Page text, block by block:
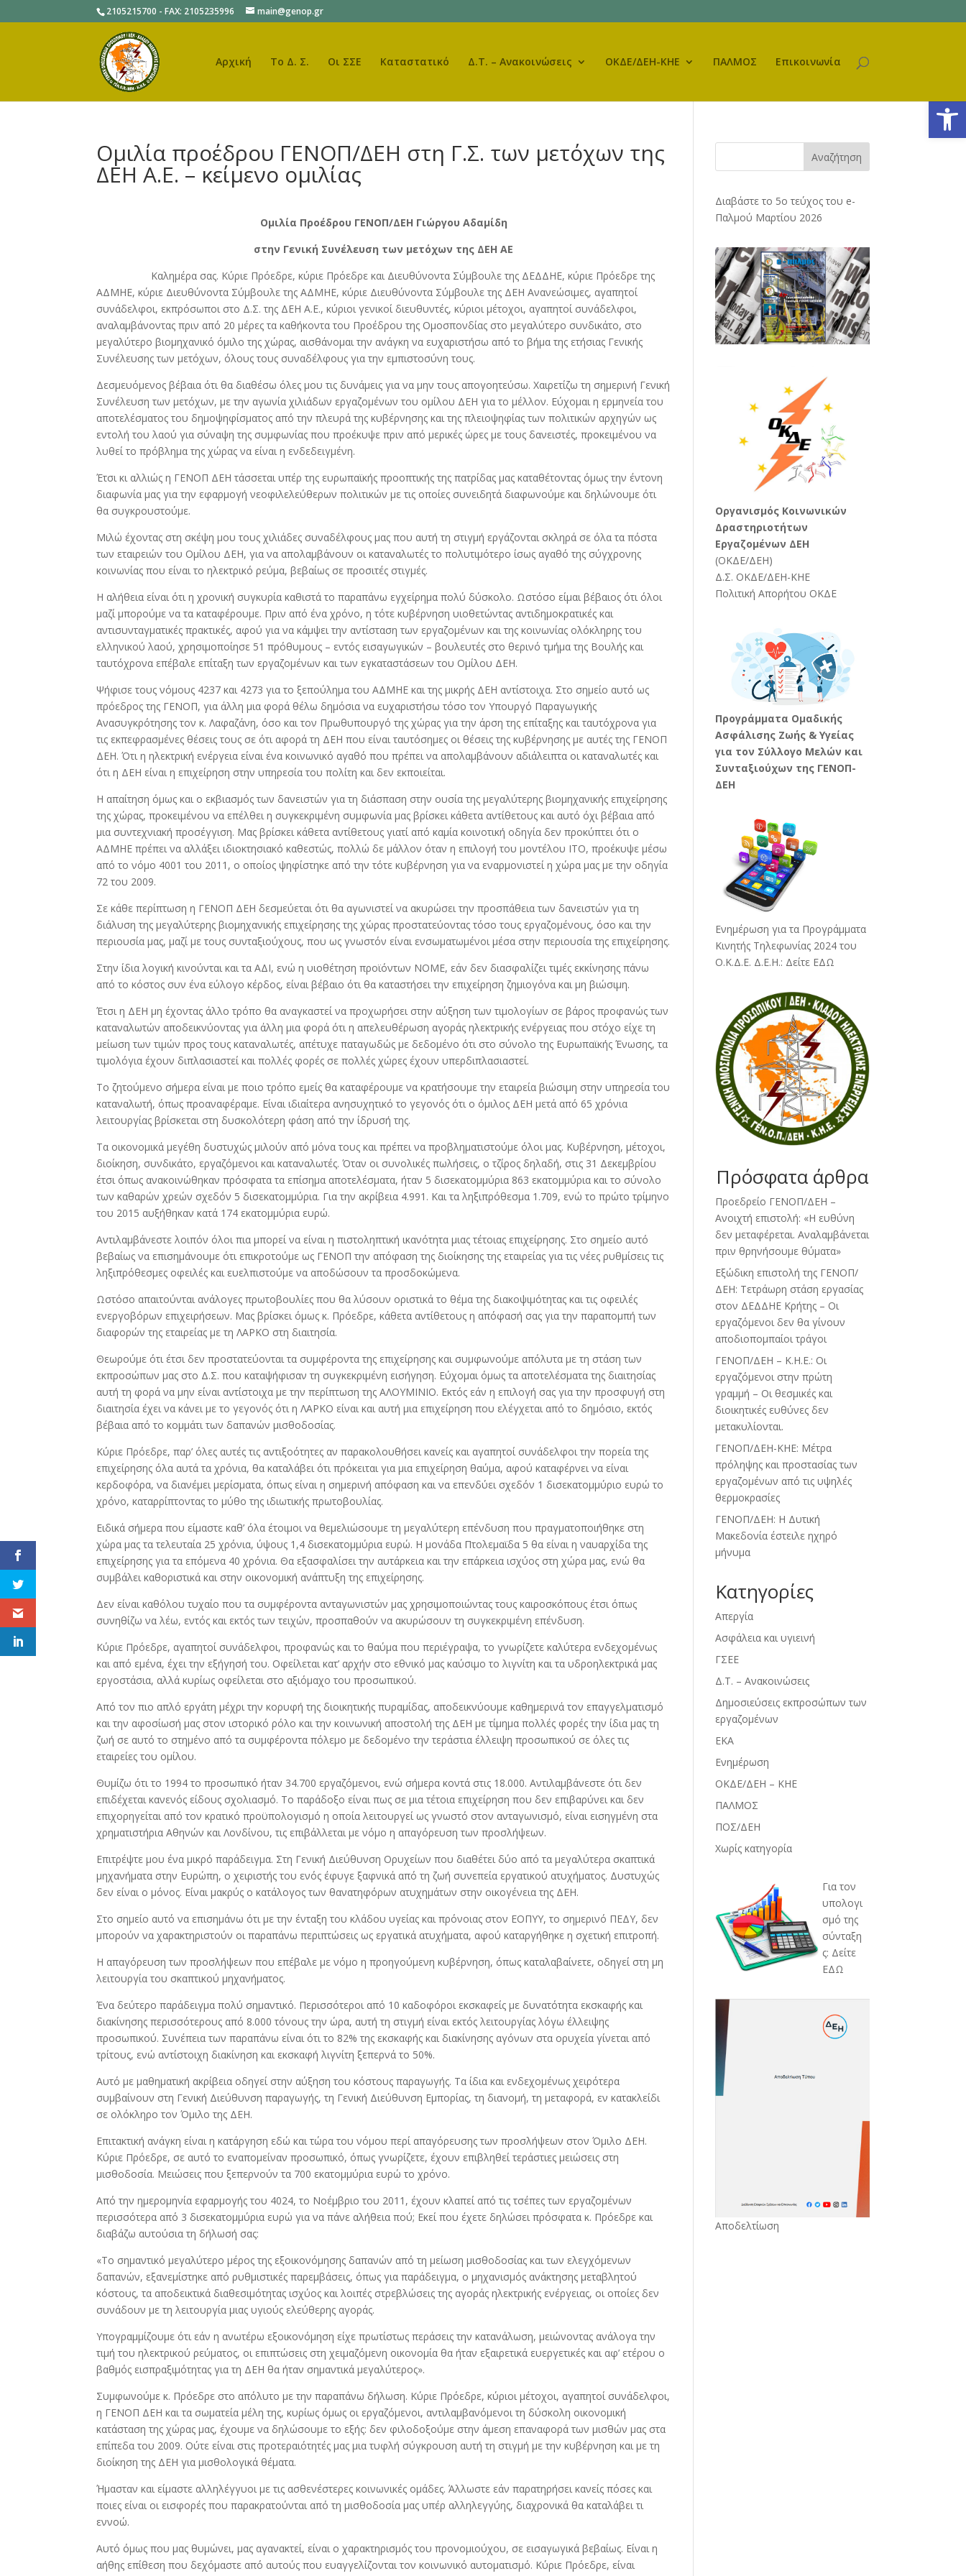
2105215700 - FAX: 2105235996 main@genop.gr
Αρχική Το Δ. Σ. Οι ΣΣΕ Καταστατικό Δ.Τ. – Ανακοινώσεις ΟΚΔΕ/ΔΕΗ-ΚΗΕ ΠΑΛΜΟΣ Επικοινωνία
Ομιλία προέδρου ΓΕΝΟΠ/ΔΕΗ στη Γ.Σ. των μετόχων της
ΔΕΗ Α.Ε. – κείμενο ομιλίας
Ομιλία Προέδρου ΓΕΝΟΠ/ΔΕΗ Γιώργου Αδαμίδη
στην Γενική Συνέλευση των μετόχων της ΔΕΗ ΑΕ
Καλημέρα σας. Κύριε Πρόεδρε, κύριε Πρόεδρε και Διευθύνοντα Σύμβουλε της ΔΕΔΔΗΕ, κύριε Πρόεδρε της
ΑΔΜΗΕ, κύριε Διευθύνοντα Σύμβουλε της ΑΔΜΗΕ, κύριε Διευθύνοντα Σύμβουλε της ΔΕΗ Ανανεώσιμες, αγαπητοί
συνάδελφοι, εκπρόσωποι στο Δ.Σ. της ΔΕΗ Α.Ε., κύριοι γενικοί διευθυντές, κύριοι μέτοχοι, αγαπητοί συνάδελφοι,
αναλαμβάνοντας πριν από 20 μέρες τα καθήκοντα του Προέδρου της Ομοσπονδίας στο μεγαλύτερο συνδικάτο, στο
μεγαλύτερο βιομηχανικό όμιλο της χώρας, αισθάνομαι την ανάγκη να ευχαριστήσω από το βήμα της ετήσιας Γενικής
Συνέλευσης των μετόχων, όλους τους συναδέλφους για την εμπιστοσύνη τους.
Δεσμευόμενος βέβαια ότι θα διαθέσω όλες μου τις δυνάμεις για να μην τους απογοητεύσω. Χαιρετίζω τη σημερινή Γενική
Συνέλευση των μετόχων, με την αγωνία χιλιάδων εργαζομένων του ομίλου ΔΕΗ για το μέλλον. Εύχομαι η ερμηνεία του
αποτελέσματος του δημοψηφίσματος από την πλευρά της κυβέρνησης και της πλειοψηφίας των πολιτικών αρχηγών ως
εντολή του λαού για σύναψη της συμφωνίας που προέκυψε πριν από μερικές ώρες με τους δανειστές, προκειμένου να
λυθεί το πρόβλημα της χώρας να είναι η ενδεδειγμένη.
Έτσι κι αλλιώς η ΓΕΝΟΠ ΔΕΗ τάσσεται υπέρ της ευρωπαϊκής προοπτικής της πατρίδας μας καταθέτοντας όμως την έντονη
διαφωνία μας για την εφαρμογή νεοφιλελεύθερων πολιτικών με τις οποίες συνειδητά διαφωνούμε και δηλώνουμε ότι
θα συγκρουστούμε.
Μιλώ έχοντας στη σκέψη μου τους χιλιάδες συναδέλφους μας που αυτή τη στιγμή εργάζονται σκληρά σε όλα τα πόστα
των εταιρειών του Ομίλου ΔΕΗ, για να απολαμβάνουν οι καταναλωτές το πολυτιμότερο ίσως αγαθό της σύγχρονης
κοινωνίας που είναι το ηλεκτρικό ρεύμα, βεβαίως σε προσιτές στιγμές.
Η αλήθεια είναι ότι η χρονική συγκυρία καθιστά το παραπάνω εγχείρημα πολύ δύσκολο. Ωστόσο είμαι βέβαιος ότι όλοι
μαζί μπορούμε να τα καταφέρουμε. Πριν από ένα χρόνο, η τότε κυβέρνηση υιοθετώντας αντιδημοκρατικές και
αντισυνταγματικές πρακτικές, αφού για να κάμψει την αντίσταση των εργαζομένων και της κοινωνίας ολόκληρης του
ελληνικού λαού, χρησιμοποίησε 51 πρόθυμους – εντός εισαγωγικών – βουλευτές στο θερινό τμήμα της Βουλής και
ταυτόχρονα επέβαλε επίταξη των εργαζομένων και των εγκαταστάσεων του Ομίλου ΔΕΗ.
Ψήφισε τους νόμους 4237 και 4273 για το ξεπούλημα του ΑΔΜΗΕ και της μικρής ΔΕΗ αντίστοιχα. Στο σημείο αυτό ως
πρόεδρος της ΓΕΝΟΠ, για άλλη μια φορά θέλω δημόσια να ευχαριστήσω τόσο τον Υπουργό Παραγωγικής
Ανασυγκρότησης τον κ. Λαφαζάνη, όσο και τον Πρωθυπουργό της χώρας για την άρση της επίταξης και ταυτόχρονα για
τις εκπεφρασμένες θέσεις τους σε ότι αφορά τη ΔΕΗ που είναι ταυτόσημες οι θέσεις της κυβέρνησης με αυτές της ΓΕΝΟΠ
ΔΕΗ. Ότι η ηλεκτρική ενέργεια είναι ένα κοινωνικό αγαθό που πρέπει να απολαμβάνουν αδιάλειπτα οι καταναλωτές και
ότι η ΔΕΗ είναι η επιχείρηση στην υπηρεσία του πολίτη και δεν εκποιείται.
Η απαίτηση όμως και ο εκβιασμός των δανειστών για τη διάσπαση στην ουσία της μεγαλύτερης βιομηχανικής επιχείρησης
της χώρας, προκειμένου να επέλθει η συγκεκριμένη συμφωνία μας βρίσκει κάθετα αντίθετους και αυτό όχι βέβαια από
μια συντεχνιακή προσέγγιση. Μας βρίσκει κάθετα αντίθετους γιατί από καμία κοινοτική οδηγία δεν προκύπτει ότι ο
ΑΔΜΗΕ πρέπει να αλλάξει ιδιοκτησιακό καθεστώς, πολλώ δε μάλλον όταν η επιλογή του μοντέλου ITO, προέκυψε μέσω
από το νόμο 4001 του 2011, ο οποίος ψηφίστηκε από την τότε κυβέρνηση για να εναρμονιστεί η χώρα μας με την οδηγία
72 του 2009.
Σε κάθε περίπτωση η ΓΕΝΟΠ ΔΕΗ δεσμεύεται ότι θα αγωνιστεί να ακυρώσει την προσπάθεια των δανειστών για τη
διάλυση της μεγαλύτερης βιομηχανικής επιχείρησης της χώρας προστατεύοντας τόσο τους εργαζομένους, όσο και την
περιουσία μας, μαζί με τους συνταξιούχους, που ως γνωστόν είναι ενσωματωμένοι μέσα στην περιουσία της επιχείρησης.
Στην ίδια λογική κινούνται και τα ΑΔΙ, ενώ η υιοθέτηση προϊόντων ΝΟΜΕ, εάν δεν διασφαλίζει τιμές εκκίνησης πάνω
από το κόστος συν ένα εύλογο κέρδος, είναι βέβαιο ότι θα καταστήσει την επιχείρηση ζημιογόνα και μη βιώσιμη.
Έτσι η ΔΕΗ μη έχοντας άλλο τρόπο θα αναγκαστεί να προχωρήσει στην αύξηση των τιμολογίων σε βάρος προφανώς των
καταναλωτών αποδεικνύοντας για άλλη μια φορά ότι η απελευθέρωση αγοράς ηλεκτρικής ενέργειας που στόχο είχε τη
μείωση των τιμών προς τους καταναλωτές, απέτυχε παταγωδώς με δεδομένο ότι στο σύνολο της Ευρωπαϊκής Ένωσης, τα
τιμολόγια έχουν διπλασιαστεί και πολλές φορές σε πολλές χώρες έχουν υπερδιπλασιαστεί.
Το ζητούμενο σήμερα είναι με ποιο τρόπο εμείς θα καταφέρουμε να κρατήσουμε την εταιρεία βιώσιμη στην υπηρεσία του
καταναλωτή, όπως προαναφέραμε. Είναι ιδιαίτερα ανησυχητικό το γεγονός ότι ο όμιλος ΔΕΗ μετά από 65 χρόνια
λειτουργίας βρίσκεται στη δυσκολότερη φάση από την ίδρυσή της.
Τα οικονομικά μεγέθη δυστυχώς μιλούν από μόνα τους και πρέπει να προβληματιστούμε όλοι μας. Κυβέρνηση, μέτοχοι,
διοίκηση, συνδικάτο, εργαζόμενοι και καταναλωτές. Όταν οι συνολικές πωλήσεις, ο τζίρος δηλαδή, στις 31 Δεκεμβρίου
έτσι όπως ανακοινώθηκαν πρόσφατα τα επίσημα αποτελέσματα, ήταν 5 δισεκατομμύρια 863 εκατομμύρια και το σύνολο
των καθαρών χρεών σχεδόν 5 δισεκατομμύρια. Για την ακρίβεια 4.991. Και τα ληξιπρόθεσμα 1.709, ενώ το πρώτο τρίμηνο
του 2015 αυξήθηκαν κατά 174 εκατομμύρια ευρώ.
Αντιλαμβάνεστε λοιπόν όλοι πια μπορεί να είναι η πιστοληπτική ικανότητα μιας τέτοιας επιχείρησης. Στο σημείο αυτό
βεβαίως να επισημάνουμε ότι επικροτούμε ως ΓΕΝΟΠ την απόφαση της διοίκησης της εταιρείας για τις νέες ρυθμίσεις τις
ληξιπρόθεσμες οφειλές και ευελπιστούμε να αποδώσουν τα προσδοκώμενα.
Ωστόσο απαιτούνται ανάλογες πρωτοβουλίες που θα λύσουν οριστικά το θέμα της διακοψιμότητας και τις οφειλές
ενεργοβόρων επιχειρήσεων. Μας βρίσκει όμως κ. Πρόεδρε, κάθετα αντίθετους η απόφασή σας για την παραπομπή των
διαφορών της εταιρείας με τη ΛΑΡΚΟ στη διαιτησία.
Θεωρούμε ότι έτσι δεν προστατεύονται τα συμφέροντα της επιχείρησης και συμφωνούμε απόλυτα με τη στάση των
εκπροσώπων μας στο Δ.Σ. που καταψήφισαν τη συγκεκριμένη εισήγηση. Εύχομαι όμως τα αποτελέσματα της διαιτησίας
αυτή τη φορά να μην είναι αντίστοιχα με την περίπτωση της ΑΛΟΥΜΙΝΙΟ. Εκτός εάν η επιλογή σας για την προσφυγή στη
διαιτησία έχει να κάνει με το γεγονός ότι η ΛΑΡΚΟ είναι και αυτή μια επιχείρηση που ελέγχεται από το δημόσιο, εκτός
βέβαια από το κομμάτι των δαπανών μισθοδοσίας.
Κύριε Πρόεδρε, παρ’ όλες αυτές τις αντιξοότητες αν παρακολουθήσει κανείς και αγαπητοί συνάδελφοι την πορεία της
επιχείρησης όλα αυτά τα χρόνια, θα καταλάβει ότι πρόκειται για μια επιχείρηση θαύμα, αφού καταφέρνει να είναι
κερδοφόρα, να διανέμει μερίσματα, όπως είναι η σημερινή απόφαση και να επενδύει σχεδόν 1 δισεκατομμύριο ευρώ το
χρόνο, καταρρίπτοντας το μύθο της ιδιωτικής πρωτοβουλίας.
Ειδικά σήμερα που είμαστε καθ’ όλα έτοιμοι να θεμελιώσουμε τη μεγαλύτερη επένδυση που πραγματοποιήθηκε στη
χώρα μας τα τελευταία 25 χρόνια, ύψους 1,4 δισεκατομμύρια ευρώ. Η μονάδα Πτολεμαϊδα 5 θα είναι η ναυαρχίδα της
επιχείρησης για τα επόμενα 40 χρόνια. Θα εξασφαλίσει την αυτάρκεια και την επάρκεια ισχύος στη χώρα μας, ενώ θα
συμβάλει καθοριστικά και στην οικονομική ανάπτυξη της επιχείρησης.
Δεν είναι καθόλου τυχαίο που τα συμφέροντα ανταγωνιστών μας χρησιμοποιώντας τους καιροσκόπους έτσι όπως
συνηθίζω να λέω, εντός και εκτός των τειχών, προσπαθούν να ακυρώσουν τη συγκεκριμένη επένδυση.
Κύριε Πρόεδρε, αγαπητοί συνάδελφοι, προφανώς και το θαύμα που περιέγραψα, το γνωρίζετε καλύτερα ενδεχομένως
και από εμένα, έχει την εξήγησή του. Οφείλεται κατ’ αρχήν στο εθνικό μας καύσιμο το λιγνίτη και τα υδροηλεκτρικά μας
εργοστάσια, αλλά κυρίως οφείλεται στο αξιόμαχο του προσωπικού.
Από τον πιο απλό εργάτη μέχρι την κορυφή της διοικητικής πυραμίδας, αποδεικνύουμε καθημερινά τον επαγγελματισμό
και την αφοσίωσή μας στον ιστορικό ρόλο και την κοινωνική αποστολή της ΔΕΗ με τίμημα πολλές φορές την ίδια μας τη
ζωή σε αυτό το στημένο από τα συμφέροντα πόλεμο με δεδομένο την τεράστια έλλειψη προσωπικού σε όλες τις
εταιρείες του ομίλου.
Θυμίζω ότι το 1994 το προσωπικό ήταν 34.700 εργαζόμενοι, ενώ σήμερα κοντά στις 18.000. Αντιλαμβάνεστε ότι δεν
επιδέχεται κανενός είδους σχολιασμό. Το παράδοξο είναι πως σε μια τέτοια επιχείρηση που δεν επιβαρύνει και δεν
επιχορηγείται από τον κρατικό προϋπολογισμό η οποία λειτουργεί ως γνωστό στον ανταγωνισμό, είναι εισηγμένη στα
χρηματιστήρια Αθηνών και Λονδίνου, τις επιβάλλεται με νόμο η απαγόρευση των προσλήψεων.
Επιτρέψτε μου ένα μικρό παράδειγμα. Στη Γενική Διεύθυνση Ορυχείων που διαθέτει δύο από τα μεγαλύτερα σκαπτικά
μηχανήματα στην Ευρώπη, ο χειριστής του ενός έφυγε ξαφνικά από τη ζωή συνεπεία εργατικού ατυχήματος. Δυστυχώς
δεν είναι ο μόνος. Είναι μακρύς ο κατάλογος των θανατηφόρων ατυχημάτων στην οικογένεια της ΔΕΗ.
Στο σημείο αυτό να επισημάνω ότι με την ένταξη του κλάδου υγείας και πρόνοιας στον ΕΟΠΥΥ, το σημερινό ΠΕΔΥ, δεν
μπορούν να χαρακτηριστούν οι παραπάνω περιπτώσεις ως εργατικά ατυχήματα, αφού καταργήθηκε η σχετική επιτροπή.
Η απαγόρευση των προσλήψεων που επέβαλε με νόμο η προηγούμενη κυβέρνηση, όπως καταλαβαίνετε, οδηγεί στη μη
λειτουργία του σκαπτικού μηχανήματος.
Ένα δεύτερο παράδειγμα πολύ σημαντικό. Περισσότεροι από 10 καδοφόροι εκσκαφείς με δυνατότητα εκσκαφής και
διακίνησης περισσότερους από 8.000 τόνους την ώρα, αυτή τη στιγμή είναι εκτός λειτουργίας λόγω έλλειψης
προσωπικού. Συνέπεια των παραπάνω είναι ότι το 82% της εκσκαφής και διακίνησης αγόνων στα ορυχεία γίνεται από
τρίτους, ενώ αντίστοιχη διακίνηση και εκσκαφή λιγνίτη ξεπερνά το 50%.
Αυτό με μαθηματική ακρίβεια οδηγεί στην αύξηση του κόστους παραγωγής. Τα ίδια και ενδεχομένως χειρότερα
συμβαίνουν στη Γενική Διεύθυνση παραγωγής, τη Γενική Διεύθυνση Εμπορίας, τη διανομή, τη μεταφορά, εν κατακλείδι
σε ολόκληρο τον Όμιλο της ΔΕΗ.
Επιτακτική ανάγκη είναι η κατάργηση εδώ και τώρα του νόμου περί απαγόρευσης των προσλήψεων στον Όμιλο ΔΕΗ.
Κύριε Πρόεδρε, σε αυτό το εναπομείναν προσωπικό, όπως γνωρίζετε, έχουν επιβληθεί τεράστιες μειώσεις στη
μισθοδοσία. Μειώσεις που ξεπερνούν τα 700 εκατομμύρια ευρώ το χρόνο.
Από την ημερομηνία εφαρμογής του 4024, το Νοέμβριο του 2011, έχουν κλαπεί από τις τσέπες των εργαζομένων
περισσότερα από 3 δισεκατομμύρια ευρώ για να πάνε αλήθεια πού; Εκεί που έχετε δηλώσει πρόσφατα κ. Πρόεδρε και
διαβάζω αυτούσια τη δήλωσή σας:
«Το σημαντικό μεγαλύτερο μέρος της εξοικονόμησης δαπανών από τη μείωση μισθοδοσίας και των ελεγχόμενων
δαπανών, εξανεμίστηκε από ρυθμιστικές παρεμβάσεις, όπως για παράδειγμα, ο μηχανισμός ανάκτησης μεταβλητού
κόστους, τα αποδεικτικά διαθεσιμότητας ισχύος και λοιπές στρεβλώσεις της αγοράς ηλεκτρικής ενέργειας, οι οποίες δεν
συνάδουν με τη λειτουργία μιας υγιούς ελεύθερης αγοράς.
Υπογραμμίζουμε ότι εάν η ανωτέρω εξοικονόμηση είχε πρωτίστως περάσεις την κατανάλωση, μειώνοντας ανάλογα την
τιμή του ηλεκτρικού ρεύματος, οι επιπτώσεις στη χειμαζόμενη οικονομία θα ήταν εξαιρετικά ευεργετικές και αφ’ ετέρου ο
βαθμός εισπραξιμότητας για τη ΔΕΗ θα ήταν σημαντικά μεγαλύτερος».
Συμφωνούμε κ. Πρόεδρε στο απόλυτο με την παραπάνω δήλωση. Κύριε Πρόεδρε, κύριοι μέτοχοι, αγαπητοί συνάδελφοι,
η ΓΕΝΟΠ ΔΕΗ και τα σωματεία μέλη της, κυρίως όμως οι εργαζόμενοι, αντιλαμβανόμενοι τη δύσκολη οικονομική
κατάσταση της χώρας μας, έχουμε να δηλώσουμε το εξής: δεν φιλοδοξούμε στην άμεση επαναφορά των μισθών μας στα
επίπεδα του 2009. Ούτε είναι στις προτεραιότητές μας μια τυφλή σύγκρουση αυτή τη στιγμή με την κυβέρνηση και με τη
διοίκηση της ΔΕΗ για μισθολογικά θέματα.
Ήμασταν και είμαστε αλληλέγγυοι με τις ασθενέστερες κοινωνικές ομάδες. Άλλωστε εάν παρατηρήσει κανείς πόσες και
ποιες είναι οι εισφορές που παρακρατούνται από τη μισθοδοσία μας υπέρ αλληλεγγύης, διαχρονικά θα καταλάβει τι
εννοώ.
Αυτό όμως που μας θυμώνει, μας αγανακτεί, είναι ο χαρακτηρισμός του προνομιούχου, σε εισαγωγικά βεβαίως. Είναι η
αήθης επίθεση που δεχόμαστε από αυτούς που ευαγγελίζονται τον κοινωνικό αυτοματισμό. Κύριε Πρόεδρε, είναι
Αναζήτηση
Διαβάστε το 5ο τεύχος του e-
Παλμού Μαρτίου 2026
Oργανισμός Κοινωνικών
Δραστηριοτήτων
Εργαζομένων ΔΕΗ
(ΟΚΔΕ/ΔΕΗ)
Δ.Σ. ΟΚΔΕ/ΔΕΗ-ΚΗΕ
Πολιτική Απορήτου ΟΚΔΕ
Προγράμματα Ομαδικής
Ασφάλισης Ζωής & Υγείας
για τον Σύλλογο Μελών και
Συνταξιούχων της ΓΕΝΟΠ-
ΔΕΗ
Ενημέρωση για τα Προγράμματα
Κινητής Τηλεφωνίας 2024 του
Ο.Κ.Δ.Ε. Δ.Ε.Η.: Δείτε ΕΔΩ
Πρόσφατα άρθρα
Προεδρείο ΓΕΝΟΠ/ΔΕΗ –
Ανοιχτή επιστολή: «Η ευθύνη
δεν μεταφέρεται. Αναλαμβάνεται
πριν θρηνήσουμε θύματα»
Εξώδικη επιστολή της ΓΕΝΟΠ/
ΔΕΗ: Τετράωρη στάση εργασίας
στον ΔΕΔΔΗΕ Κρήτης – Οι
εργαζόμενοι δεν θα γίνουν
αποδιοπομπαίοι τράγοι
ΓΕΝΟΠ/ΔΕΗ – Κ.Η.Ε.: Οι
εργαζόμενοι στην πρώτη
γραμμή – Οι θεσμικές και
διοικητικές ευθύνες δεν
μετακυλίονται.
ΓΕΝΟΠ/ΔΕΗ-ΚΗΕ: Μέτρα
πρόληψης και προστασίας των
εργαζομένων από τις υψηλές
θερμοκρασίες
ΓΕΝΟΠ/ΔΕΗ: Η Δυτική
Μακεδονία έστειλε ηχηρό
μήνυμα
Kατηγορίες
Απεργία
Ασφάλεια και υγιεινή
ΓΣΕΕ
Δ.Τ. – Ανακοινώσεις
Δημοσιεύσεις εκπροσώπων των
εργαζομένων
ΕΚΑ
Ενημέρωση
ΟΚΔΕ/ΔΕΗ – ΚΗΕ
ΠΑΛΜΟΣ
ΠΟΣ/ΔΕΗ
Χωρίς κατηγορία
Για τον
υπολογι
σμό της
σύνταξη
ς: Δείτε
ΕΔΩ
Αποδελτίωση